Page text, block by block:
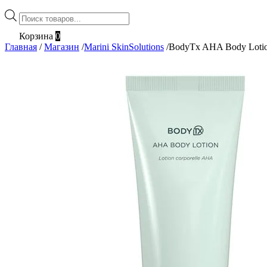
Поиск
товаров
Корзина 0
Главная / Магазин /Marini SkinSolutions /BodyTx AHA Body